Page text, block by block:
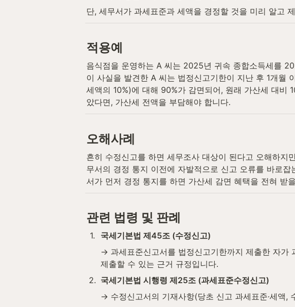
단, 세무서가 과세표준과 세액을 경정할 것을 미리 알고
적용예
음식점을 운영하는 A 씨는 2025년 귀속 종합소득세를
이 사실을 발견한 A 씨는 법정신고기한이 지난 후 1개월
세액의 10%)에 대해 90%가 감면되어, 원래 가산세 대비
았다면, 가산세 전액을 부담해야 합니다.
오해사례
흔히 수정신고를 하면 세무조사 대상이 된다고 오해하지
무서의 경정 통지 이전에 자발적으로 신고 오류를 바로
서가 먼저 경정 통지를 하면 가산세 감면 혜택을 전혀 받
관련 법령 및 판례
1.
국세기본법 제45조 (수정신고)
→ 과세표준신고서를 법정신고기한까지 제출한 자가
제출할 수 있는 근거 규정입니다.
2. 국세기본법 시행령 제25조 (과세표준수정신고)
→ 수정신고서의 기재사항(당초 신고 과세표준·세액,